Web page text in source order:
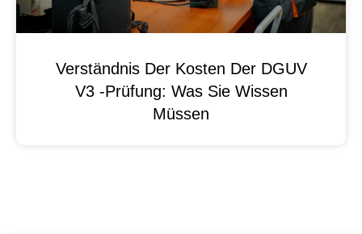
Verständnis Der Kosten Der DGUV
V3 -Prüfung: Was Sie Wissen
Müssen